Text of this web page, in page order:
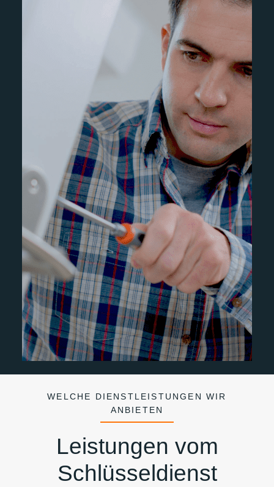
WELCHE DIENSTLEISTUNGEN WIR
ANBIETEN
Leistungen vom
Schlüsseldienst